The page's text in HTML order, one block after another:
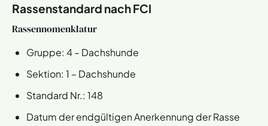
Rassenstandard nach FCI
Rassennomenklatur
Gruppe: 4 – Dachshunde
Sektion: 1 – Dachshunde
Standard Nr.: 148
Datum der endgültigen Anerkennung der Rasse